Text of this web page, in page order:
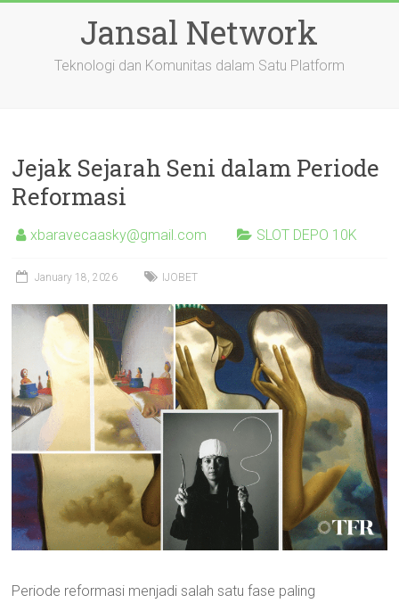
Jansal Network
Teknologi dan Komunitas dalam Satu Platform
Jejak Sejarah Seni dalam Periode
Reformasi
xbaravecaasky@gmail.com SLOT DEPO 10K
January 18, 2026 IJOBET
Periode reformasi menjadi salah satu fase paling